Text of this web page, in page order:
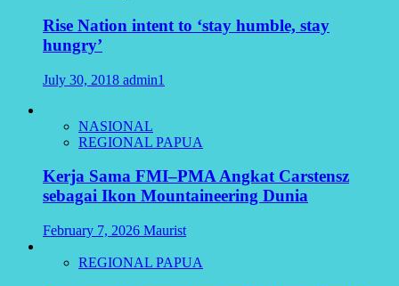
Rise Nation intent to ‘stay humble, stay
hungry’
July 30, 2018 admin1
NASIONAL
REGIONAL PAPUA
Kerja Sama FMI–PMA Angkat Carstensz
sebagai Ikon Mountaineering Dunia
February 7, 2026 Maurist
REGIONAL PAPUA